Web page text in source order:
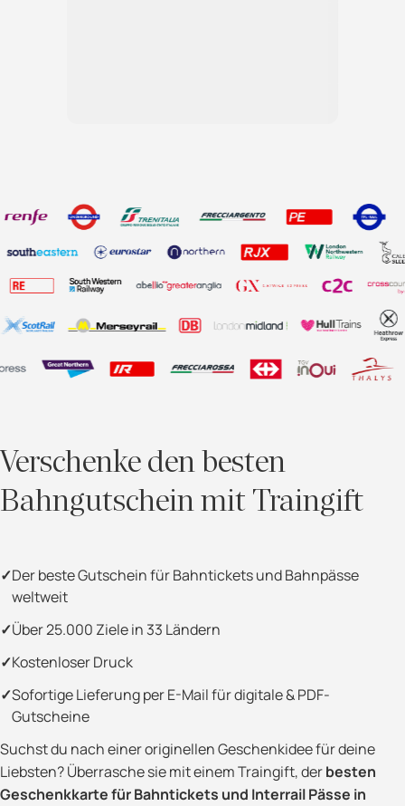
Verschenke den besten
Bahngutschein mit Traingift
Der beste Gutschein für Bahntickets und Bahnpässe
weltweit
Über 25.000 Ziele in 33 Ländern
Kostenloser Druck
Sofortige Lieferung per E-Mail für digitale & PDF-
Gutscheine
Suchst du nach einer originellen Geschenkidee für deine
Liebsten? Überrasche sie mit einem Traingift, derbesten
Geschenkkarte für Bahntickets und Interrail Pässe in